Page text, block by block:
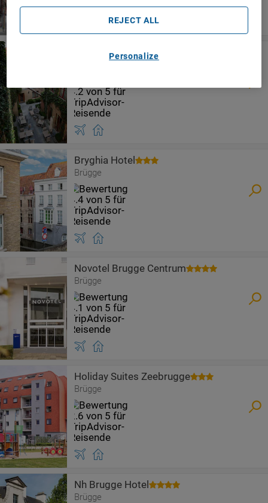
Hotel Acacia
Bryghia Hotel
Brügge
Novotel Brugge Centrum
Brügge
Holiday Suites Zeebrugge
Brügge
Nh Brugge Hotel
Brügge
Personalize
REJECT ALL